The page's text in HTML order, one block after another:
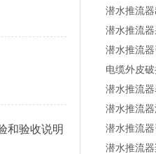
和验收说明
潜水推流器
潜水推流器
潜水推流器
电缆外皮
潜水推流器
潜水推流器
潜水推流器
潜水推流器